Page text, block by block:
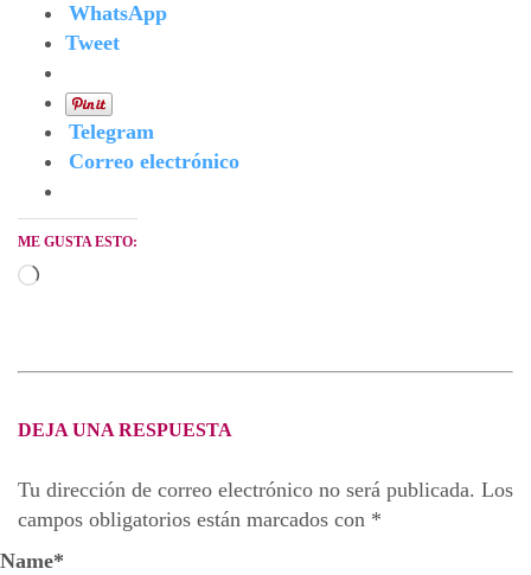
WhatsApp
Tweet
Telegram
Correo electrónico
ME GUSTA ESTO:
Cargando...
DEJA UNA RESPUESTA
Tu dirección de correo electrónico no será publicada. Los
campos obligatorios están marcados con *
Name*